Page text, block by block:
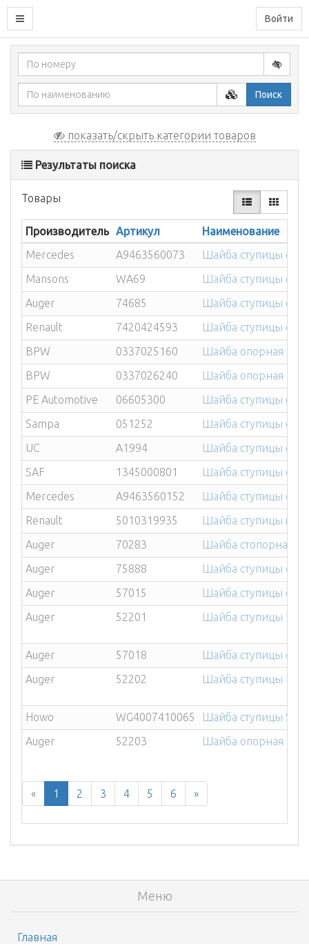
Войти
Поиск
показать/скрыть категории товаров
Результаты поиска
Товары
Производитель Артикул
Наименование
Mercedes
A9463560073
Шайба ступицы
Mansons
WA69
Шайба ступицы
Auger
74685
Шайба ступицы
Renault
7420424593
Шайба ступицы
BPW
0337025160
Шайба опорная
BPW
0337026240
Шайба опорная
PE Automotive
06605300
Шайба ступицы
Sampa
051252
Шайба ступицы
UC
A1994
Шайба ступицы
SAF
1345000801
Шайба ступицы
Mercedes
A9463560152
Шайба ступицы
Renault
5010319935
Шайба ступицы
Auger
70283
Шайба стопорная
Auger
75888
Шайба ступицы
Auger
57015
Шайба ступицы
Auger
52201 Шайба ступицы
Auger 57018
Шайба ступицы
Auger
52202 Шайба ступицы
Howo WG4007410065
Шайба ступицы
Auger
52203 Шайба опорная
« 1 2 3 4 5 6 »
Меню
Главная